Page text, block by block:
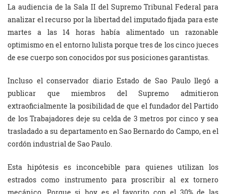
La audiencia de la Sala II del Supremo Tribunal Federal para
analizar el recurso por la libertad del imputado fijada para este
martes a las 14 horas había alimentado un razonable
optimismo en el entorno lulista porque tres de los cinco jueces
de ese cuerpo son conocidos por sus posiciones garantistas.
Incluso el conservador diario Estado de Sao Paulo llegó a
publicar que miembros del Supremo admitieron
extraoficialmente la posibilidad de que el fundador del Partido
de los Trabajadores deje su celda de 3 metros por cinco y sea
trasladado a su departamento en Sao Bernardo do Campo, en el
cordón industrial de Sao Paulo.
Esta hipótesis es inconcebible para quienes utilizan los
estrados como instrumento para proscribir al ex tornero